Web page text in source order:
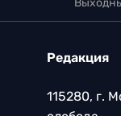
Редакция
115280, г.